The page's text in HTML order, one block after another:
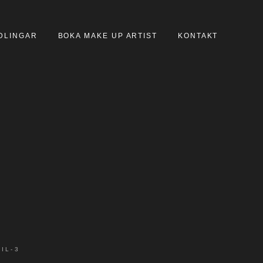
BOKA MAKE UP ARTIST KONTAKT
3